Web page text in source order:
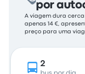
por
A viagem dura
apenas 14 €,
preço para uma
2